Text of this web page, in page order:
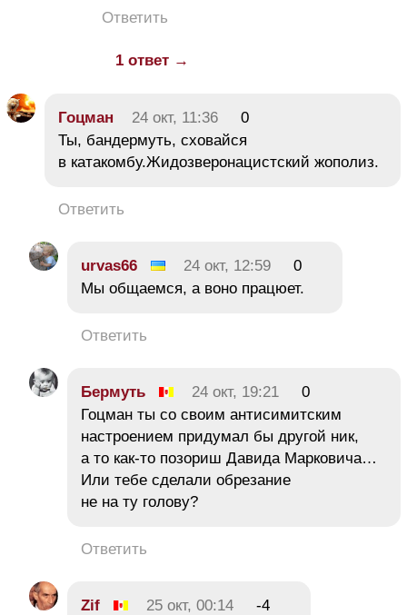
Ответить
1 ответ →
Гоцман 24 окт, 11:36
0
Ты, бандермуть, сховайся
в катакомбу.Жидозверонацистский жополиз.
Ответить
urvas66 24 окт, 12:59
0
Мы общаемся, а воно працюет.
Ответить
Бермуть 24 окт, 19:21
0
Гоцман ты со своим антисимитским
настроением придумал бы другой ник,
а то как-то позориш Давида Марковича…
Или тебе сделали обрезание
не на ту голову?
Ответить
Zif 25 окт, 00:14
-4